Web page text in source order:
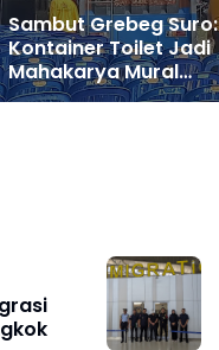
Sambut Grebeg Suro:
Kontainer Toilet Jadi
Mahakarya Mural
Sejarah Ponorogo &